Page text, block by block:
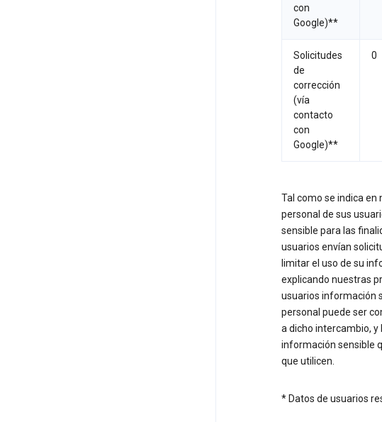
con
Google)**
Solicitudes
de
corrección
(vía
contacto
con
Google)**
0
Tal como se indica en
personal de sus
sensible para las
usuarios envían
limitar el uso de su
explicando nuestras
usuarios información
personal puede ser
a dicho intercambio, y
información sensible
que utilicen.
* Datos de usuarios